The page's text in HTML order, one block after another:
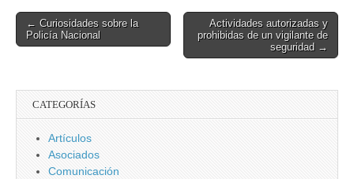
rescate urbano
de Naciones
Unidas por cinco
Informe Nacional
Post
navigation
← Curiosidades sobre la
Policía Nacional
Actividades autorizadas y
prohibidas de un vigilante de
seguridad →
CATEGORÍAS
Artículos
Asociados
Comunicación